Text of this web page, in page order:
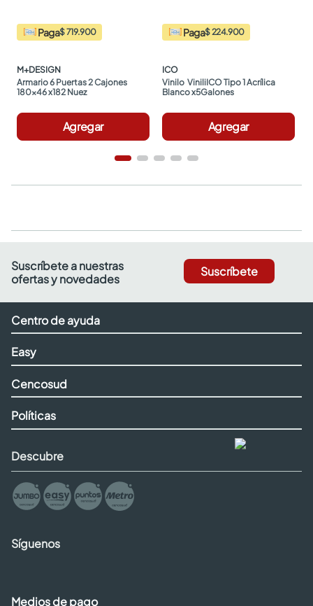
Paga$ 719.900
M+DESIGN
Armario 6 Puertas 2 Cajones
180x46 x182 Nuez
Agregar
Paga$ 224.900
ICO
Vinilo  ViniliICO Tipo 1 Acrílica
Blanco x5Galones
Agregar
Suscríbete a nuestras
ofertas y novedades
Suscríbete
Centro de ayuda
Easy
Cencosud
Políticas
Descubre
Síguenos
Medios de pago